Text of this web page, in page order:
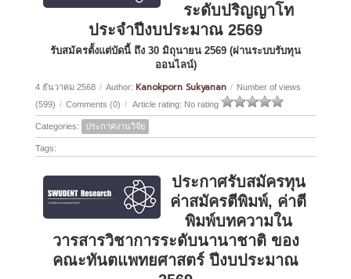
ระดับปริญญาโท
ประจำปีงบประมาณ 2569
รับสมัครตั้งแต่บัดนี้ ถึง 30 มิถุนายน 2569 (ผ่านระบบรับทุน
ออนไลน์)
4 ธันวาคม 2568 / Author: Kanokporn Sukyanan / Number of views
(599) / Comments (0) / Article rating: No rating
Categories: ประกาศงานวิจัย
Tags:
ประกาศรับสมัครทุน
ค่าสมัครตีพิมพ์, ค่าตี
พิมพ์บทความใน
วารสารวิชาการระดับนานาชาติ ของ
คณะทันตแพทยศาสตร์ ปีงบประมาณ